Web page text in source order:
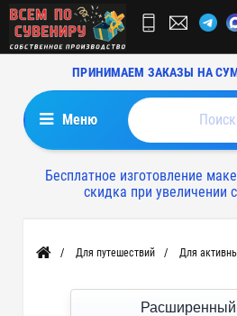
ПРИНИМАЕМ ЗАКАЗЫ НА
Меню
Бесплатное изготовление
скидка при увеличении
Главная Для путешествий Для
Расширенный